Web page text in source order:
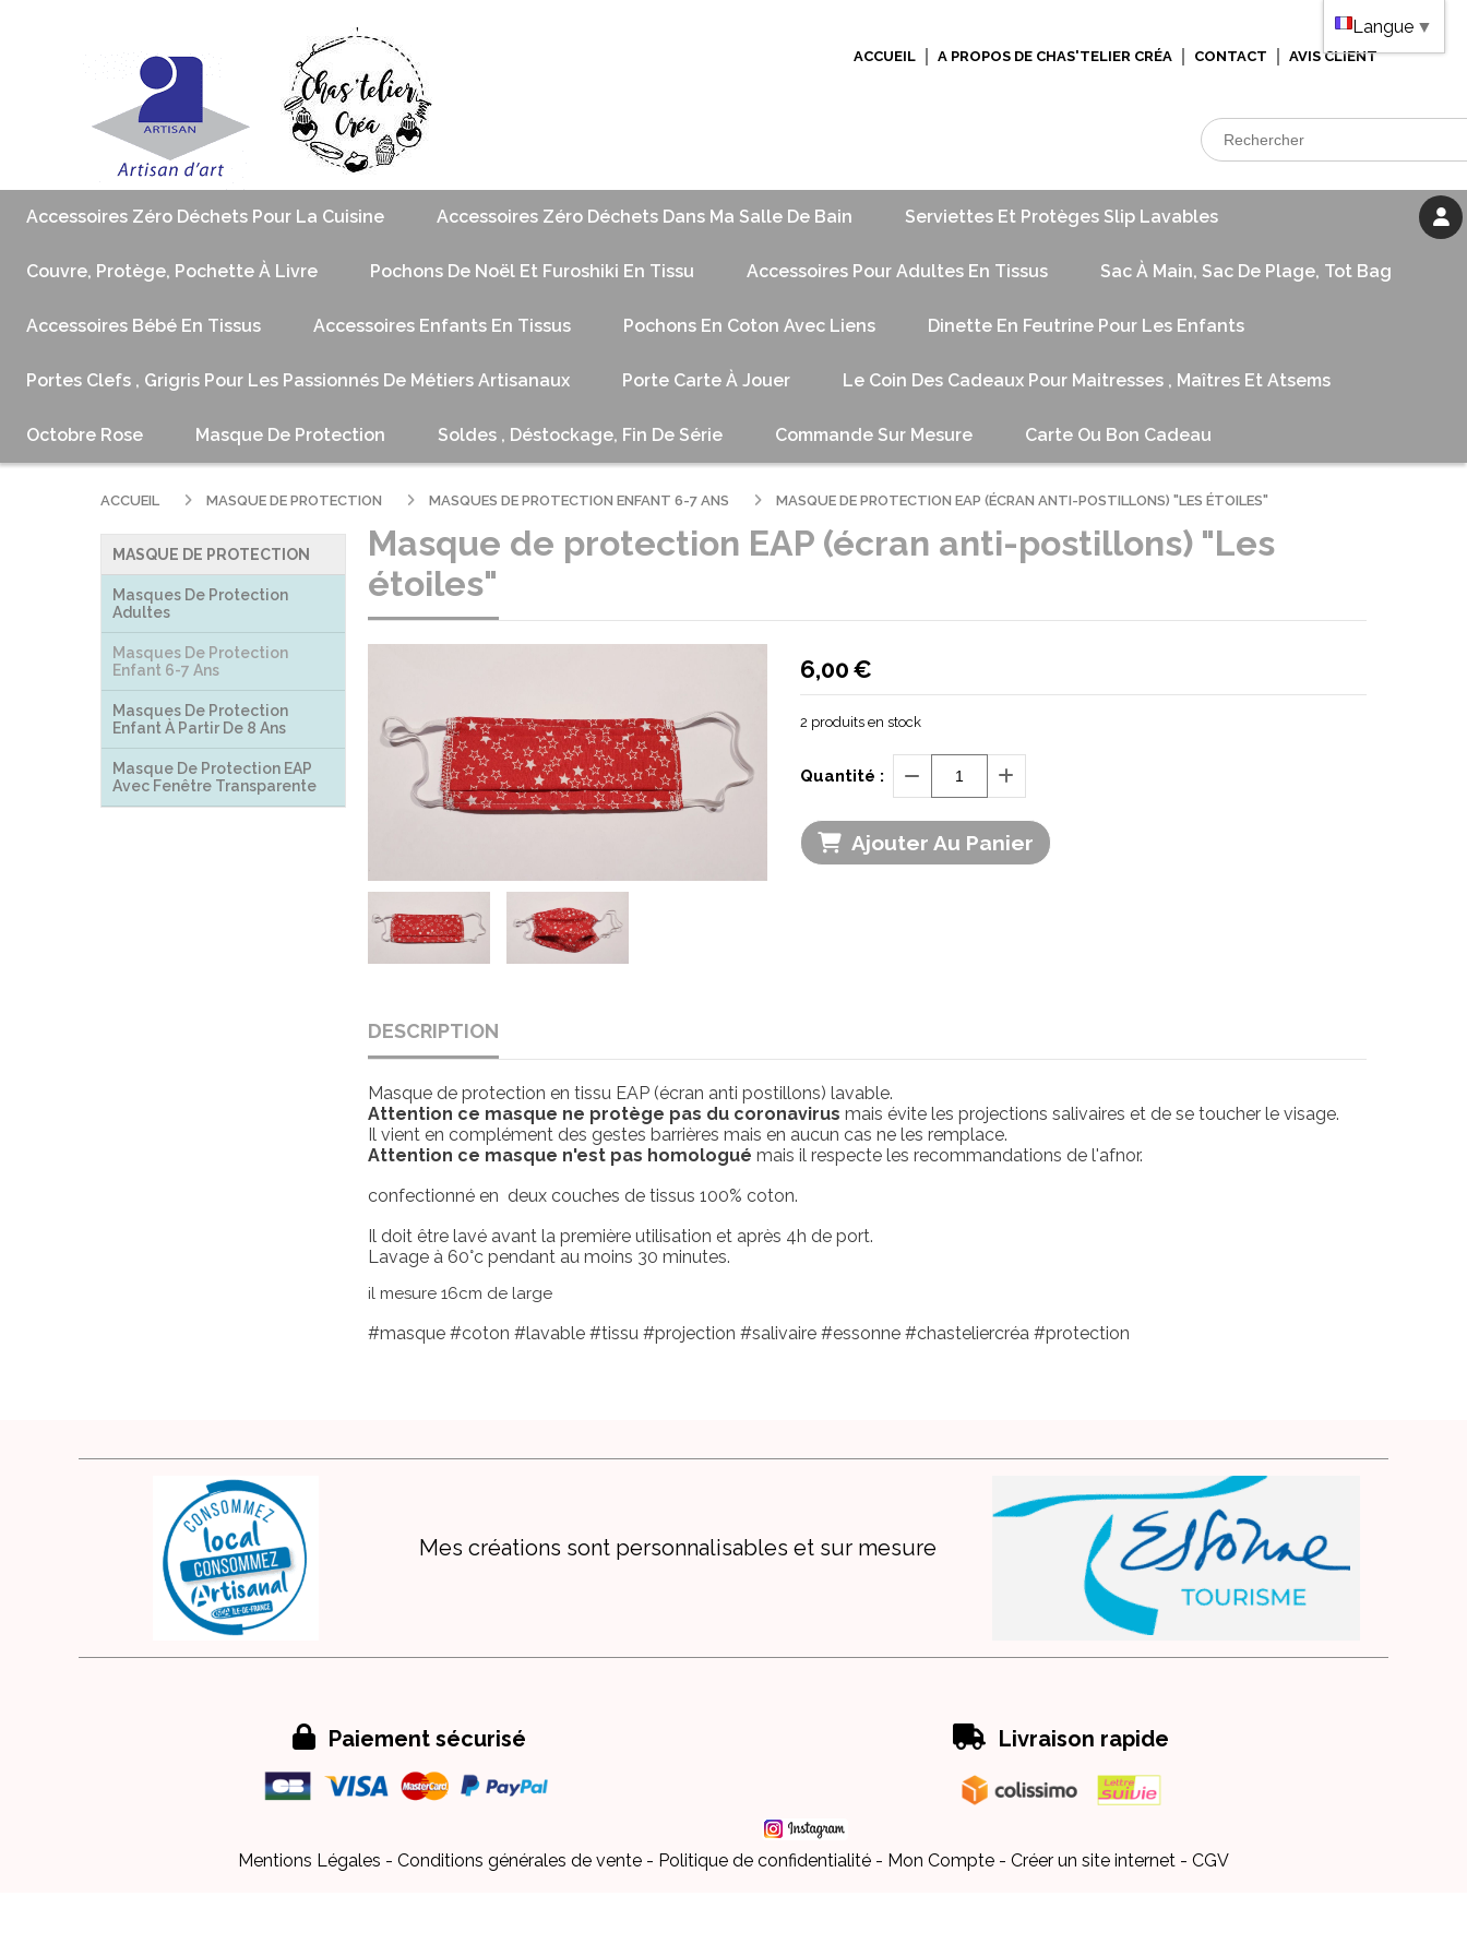
ACCUEIL A PROPOS DE CHAS'TELIER CRÉA CONTACT AVIS CLIENT
Accessoires Zéro Déchets Pour La Cuisine Accessoires Zéro Déchets Dans Ma Salle De Bain Serviettes Et Protèges Slip Lavables
Couvre, Protège, Pochette À Livre Pochons De Noël Et Furoshiki En Tissu Accessoires Pour Adultes En Tissus Sac À Main, Sac De Plage, Tot Bag
Accessoires Bébé En Tissus Accessoires Enfants En Tissus Pochons En Coton Avec Liens Dinette En Feutrine Pour Les Enfants
Portes Clefs , Grigris Pour Les Passionnés De Métiers Artisanaux Porte Carte À Jouer Le Coin Des Cadeaux Pour Maitresses , Maîtres Et Atsems
Octobre Rose Masque De Protection Soldes , Déstockage, Fin De Série Commande Sur Mesure Carte Ou Bon Cadeau
MASQUE DE PROTECTION
Masques De Protection
Adultes
Masques De Protection
Enfant 6-7 Ans
Masques De Protection
Enfant À Partir De 8 Ans
Masque De Protection EAP
Avec Fenêtre Transparente
ACCUEIL MASQUE DE PROTECTION MASQUES DE PROTECTION ENFANT 6-7 ANS MASQUE DE PROTECTION EAP (ÉCRAN ANTI-POSTILLONS) "LES ÉTOILES"
Masque de protection EAP (écran anti-postillons) "Les
étoiles"
6,00€
2 produits en stock
Quantité :
Ajouter Au Panier
DESCRIPTION
Masque de protection en tissu EAP (écran anti postillons) lavable.
Attention ce masque ne protège pas du coronavirus mais évite les projections salivaires et de se toucher le visage.
Il vient en complément des gestes barrières mais en aucun cas ne les remplace.
Attention ce masque n'est pas homologué mais il respecte les recommandations de l'afnor.
confectionné en deux couches de tissus 100% coton.
Il doit être lavé avant la première utilisation et après 4h de port.
Lavage à 60°c pendant au moins 30 minutes.
il mesure 16cm de large
#masque #coton #lavable #tissu #projection #salivaire #essonne #chasteliercréa #protection
Mes créations sont personnalisables et sur mesure
 Paiement sécurisé  Livraison rapide
Mentions Légales Conditions générales de vente Politique de confidentialité Mon Compte Créer un site internet CGV
Langue ▼